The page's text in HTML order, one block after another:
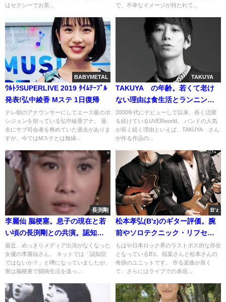
はセクシーでお茶...
で、不幸なイメージが持たれて...
BABYMETAL
ｳﾙﾄﾗSUPERLIVE 2019 ﾀｲﾑﾃｰﾌﾞﾙ
発表!弘中綾香 Mステ 1日復帰
テレ朝のアナウンサーにしてエース級のポ
シジョンを担っている弘中綾香アナ。 過
去にサブ司会者を務めていた過去がありま
すが、今ではMステとは無縁...
TAKUYA∞
TAKUYA∞の年齢。若くて老け
ない理由は食生活とランニン
グ。歌もｲｹﾒﾝ度も進化
2000年代にデビューして以来、長く活躍
を続けているUVERworld。 バンドの人気
が長く続く理由といえば、TAKUYA∞さん
が作る作品の...
長渕剛
李麗仙 脳梗塞。息子の現在と若
い頃の長渕剛との共演。認知
症？画像
最近、めっきりメディア出演がなくなった
女優の李麗仙さん。 ネットでは「認知症
ではないか？」と噂になっていましたが、
実は脳梗塞で闘病生活を送っ...
B'z
松本孝弘(B'z)のギター評価。腕
前やソロテクニック・リフセン
ス
もはや日本ロック界のラストボス的な存在
となっているB’z。稲葉さんと松本さんの
奇跡のユニットです。 作る楽曲が良く
て、さらにはライブでの表現...